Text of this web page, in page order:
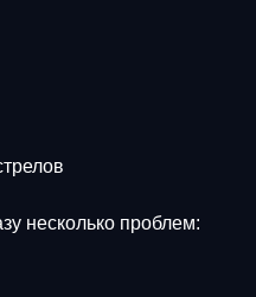
несколько проблем: